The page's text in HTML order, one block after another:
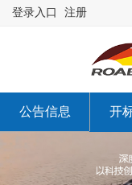
登录入口 注册
公告信息 开